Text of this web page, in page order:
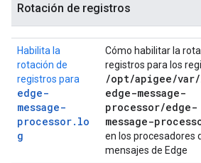
Rotación de registros
Habilita la
rotación de
registros para
edge-
message-
processor.lo
g
Cómo habilitar la
registros para los
/opt/apigee/var/
edge-message-
processor/edge-
message-
en los procesadores
mensajes de Edge